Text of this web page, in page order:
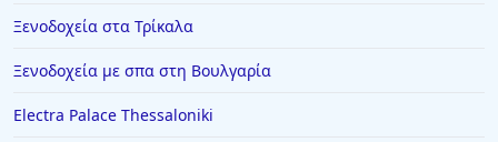
Ξενοδοχεία στα Τρίκαλα
Ξενοδοχεία με σπα στη Βουλγαρία
Electra Palace Thessaloniki